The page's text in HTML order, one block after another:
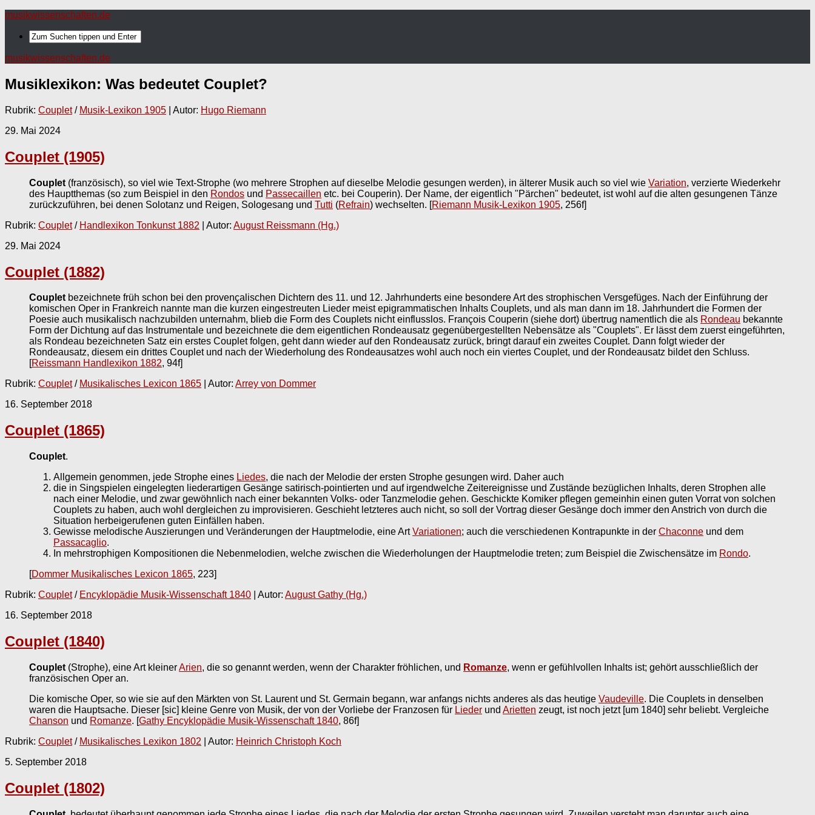
musikwissenschaften.de
musikwissenschaften.de
Musiklexikon: Was bedeutet Couplet?
Rubrik: Couplet/ Musik-Lexikon 1905 | Autor: Hugo Riemann
29. Mai 2024
Couplet (1905)
Couplet (französisch), so viel wie Text-Strophe (wo mehrere Strophen auf dieselbe Melodie gesungen werden), in älterer Musik auch so viel wie Variation, verzierte Wiederkehr
des Hauptthemas (so zum Beispiel in den Rondos und Passecaillen etc. bei Couperin). Der Name, der eigentlich "Pärchen" bedeutet, ist wohl auf die alten gesungenen Tänze
zurückzuführen, bei denen Solotanz und Reigen, Sologesang und Tutti (Refrain) wechselten. [Riemann Musik-Lexikon 1905, 256f]
Rubrik: Couplet/ Handlexikon Tonkunst 1882 | Autor: August Reissmann (Hg.)
29. Mai 2024
Couplet (1882)
Coupletbezeichnete früh schon bei den provençalischen Dichtern des 11. und 12. Jahrhunderts eine besondere Art des strophischen Versgefüges. Nach der Einführung der
komischen Oper in Frankreich nannte man die kurzen eingestreuten Lieder meist epigrammatischen Inhalts Couplets, und als man dann im 18. Jahrhundert die Formen der
Poesie auch musikalisch nachzubilden unternahm, blieb die Form des Couplets nicht einflusslos. François Couperin (siehe dort) übertrug namentlich die als Rondeau bekannte
Form der Dichtung auf das Instrumentale und bezeichnete die dem eigentlichen Rondeausatz gegenübergestellten Nebensätze als "Couplets". Er lässt dem zuerst eingeführten,
als Rondeau bezeichneten Satz ein erstes Couplet folgen, geht dann wieder auf den Rondeausatz zurück, bringt darauf ein zweites Couplet. Dann folgt wieder der
Rondeausatz, diesem ein drittes Couplet und nach der Wiederholung des Rondeausatzes wohl auch noch ein viertes Couplet, und der Rondeausatz bildet den Schluss.
[Reissmann Handlexikon 1882, 94f]
Rubrik: Couplet/ Musikalisches Lexicon 1865 | Autor: Arrey von Dommer
16. September 2018
Couplet (1865)
Couplet.
Allgemein genommen, jede Strophe eines Liedes, die nach der Melodie der ersten Strophe gesungen wird. Daher auch
die in Singspielen eingelegten liederartigen Gesänge satirisch-pointierten und auf irgendwelche Zeitereignisse und Zustände bezüglichen Inhalts, deren Strophen alle
nach einer Melodie, und zwar gewöhnlich nach einer bekannten Volks- oder Tanzmelodie gehen. Geschickte Komiker pflegen gemeinhin einen guten Vorrat von solchen
Couplets zu haben, auch wohl dergleichen zu improvisieren. Geschieht letzteres auch nicht, so soll der Vortrag dieser Gesänge doch immer den Anstrich von durch die
Situation herbeigerufenen guten Einfällen haben.
Gewisse melodische Auszierungen und Veränderungen der Hauptmelodie, eine ArtVariationen; auch die verschiedenen Kontrapunkte in der Chaconne und dem
Passacaglio.
In mehrstrophigen Kompositionen die Nebenmelodien, welche zwischen die Wiederholungen der Hauptmelodie treten; zum Beispiel die Zwischensätze im Rondo.
[Dommer Musikalisches Lexicon 1865, 223]
Rubrik: Couplet/ Encyklopädie Musik-Wissenschaft 1840 | Autor: August Gathy (Hg.)
16. September 2018
Couplet (1840)
Couplet (Strophe), eine Art kleinerArien, die so genannt werden, wenn der Charakter fröhlichen, und Romanze, wenn er gefühlvollen Inhalts ist; gehört ausschließlich der
französischen Oper an.
Die komische Oper, so wie sie auf den Märkten von St. Laurent und St. Germain begann, war anfangs nichts anderes als das heutige Vaudeville. Die Couplets in denselben
waren die Hauptsache. Dieser [sic] kleine Genre von Musik, der von der Vorliebe der Franzosen für Lieder und Arietten zeugt, ist noch jetzt [um 1840] sehr beliebt. Vergleiche
Chanson und Romanze. [Gathy Encyklopädie Musik-Wissenschaft 1840, 86f]
Rubrik: Couplet/ Musikalisches Lexikon 1802 | Autor: Heinrich Christoph Koch
5. September 2018
Couplet (1802)